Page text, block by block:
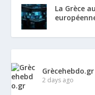
La Grèce
Grècehebdo.gr
2 days ago